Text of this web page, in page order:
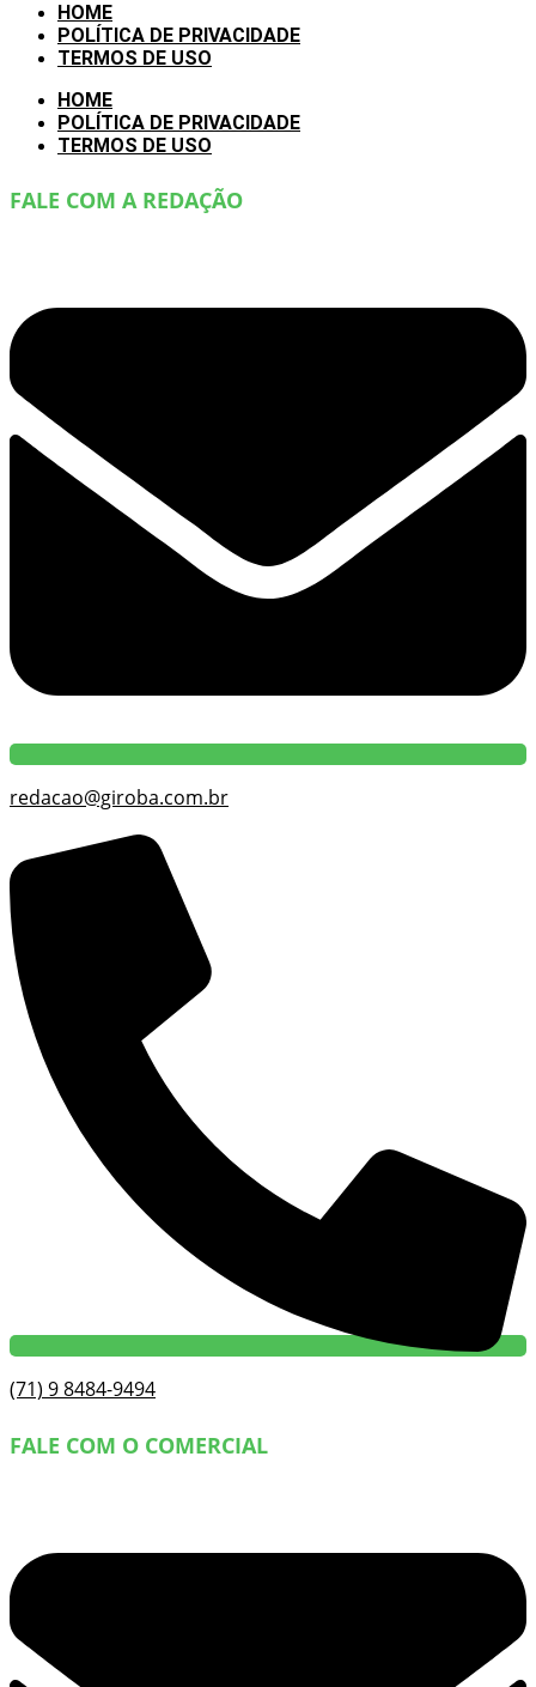
HOME
POLÍTICA DE PRIVACIDADE
TERMOS DE USO
HOME
POLÍTICA DE PRIVACIDADE
TERMOS DE USO
FALE COM A REDAÇÃO
redacao@giroba.com.br
(71) 9 8484-9494
FALE COM O COMERCIAL